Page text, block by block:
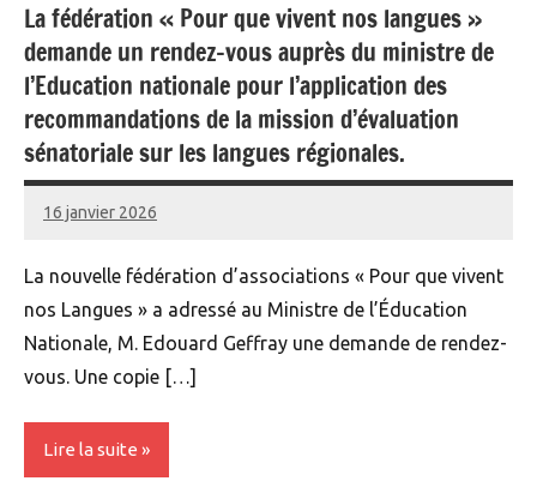
La fédération « Pour que vivent nos langues »
demande un rendez-vous auprès du ministre de
l’Education nationale pour l’application des
recommandations de la mission d’évaluation
sénatoriale sur les langues régionales.
16 janvier 2026
Renan
La nouvelle fédération d’associations « Pour que vivent
nos Langues » a adressé au Ministre de l’Éducation
Nationale, M. Edouard Geffray une demande de rendez-
vous. Une copie […]
Lire la suite